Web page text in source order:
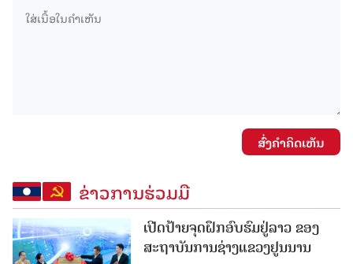
ສົ່ງຄໍາຄິດເຫັນ
ຂ່າວການຮ່ວມມື
ເປີດປ້າຍຈຸດຝຶກອົບຮົມຢູ່ລາວ ຂອງ
ສະຖາບັນການຊ່າງແຂວງຢູນນານ